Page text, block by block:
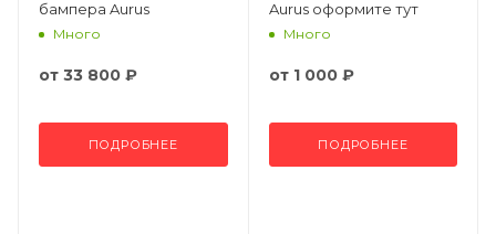
бампера Aurus
Много
от 33 800 ₽
ПОДРОБНЕЕ
Aurus оформите тут
Много
от 1 000 ₽
ПОДРОБНЕЕ